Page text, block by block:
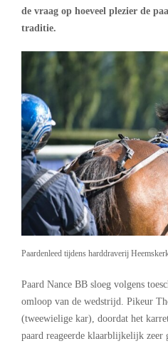
de vraag op hoeveel plezier de
traditie.
Paardenleed tijdens harddraverij
Paard Nance BB sloeg volgens
omloop van de wedstrijd. Pikeur
(tweewielige kar), doordat het
paard reageerde klaarblijkelijk zeer